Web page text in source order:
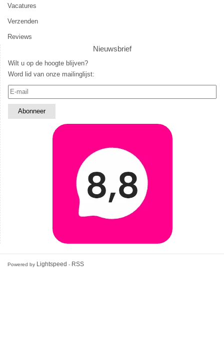
Vacatures
Verzenden
Reviews
Nieuwsbrief
Wilt u op de hoogte blijven?
Word lid van onze mailinglijst:
Powered by Lightspeed - RSS